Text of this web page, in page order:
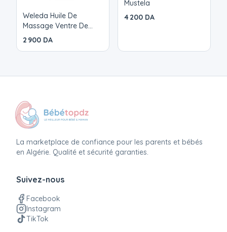
Weleda Huile De
Massage Ventre De
Bebe Peaux Delicates
2 900 DA
Mustela
4 200 DA
La marketplace de confiance pour les parents et bébés
en Algérie. Qualité et sécurité garanties.
Suivez-nous
Facebook
Instagram
TikTok